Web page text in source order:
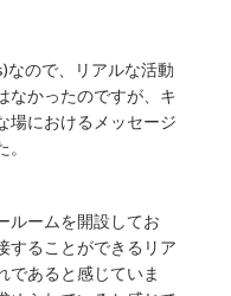
なので、リアルな活動
なかったのですが、キ
場におけるメッセージ
ルームを開設してお
することができるリア
であると感じていま